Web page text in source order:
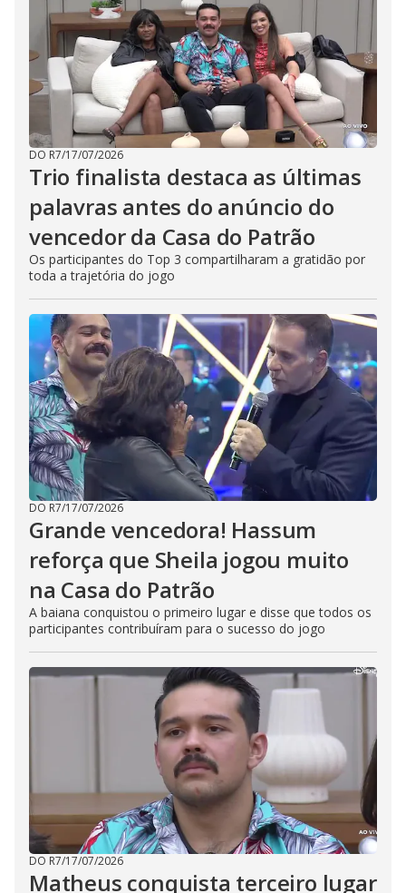
DO R7/17/07/2026
Trio finalista destaca as últimas
palavras antes do anúncio do
vencedor da Casa do Patrão
Os participantes do Top 3 compartilharam a gratidão por
toda a trajetória do jogo
DO R7/17/07/2026
Grande vencedora! Hassum
reforça que Sheila jogou muito
na Casa do Patrão
A baiana conquistou o primeiro lugar e disse que todos os
participantes contribuíram para o sucesso do jogo
DO R7/17/07/2026
Matheus conquista terceiro lugar